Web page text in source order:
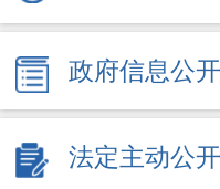
政府信息公
法定主动公